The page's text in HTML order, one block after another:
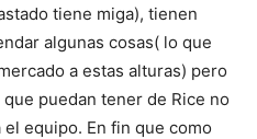
tiene miga), tienen
algunas cosas( lo que
a estas alturas) pero
puedan tener de Rice no
equipo. En fin que como